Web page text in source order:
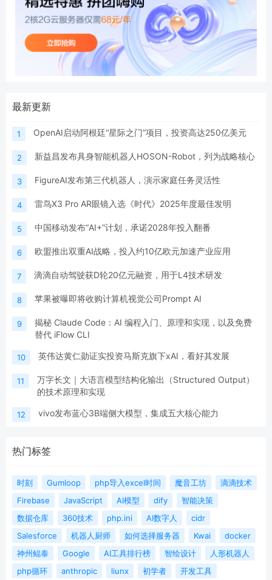
最新更新
1 OpenAI启动阿根廷“星际之门”项目，投资高达250亿美元
2 新益昌发布具身智能机器人HOSON-Robot，列为战略核心
3 FigureAI发布第三代机器人，演示家庭任务灵活性
4 雷鸟X3 Pro AR眼镜入选《时代》2025年度最佳发明
5 中国移动发布“AI+”计划，承诺2028年投入翻番
6 欧盟推出双重AI战略，投入约10亿欧元加速产业应用
7 滴滴自动驾驶获D轮20亿元融资，用于L4技术研发
8 苹果被曝即将收购计算机视觉公司Prompt AI
9
揭秘 Claude Code：AI 编程入门、原理和实现，以及免费
替代 iFlow CLI
10 英伟达黄仁勋证实投资马斯克旗下xAI，看好其发展
11
万字长文｜大语言模型结构化输出（Structured Output）
的技术原理和实现
12 vivo发布蓝心3B端侧大模型，集成五大核心能力
热门标签
时刻 Gumloop php导入excel时间 魔音工坊
滴滴技术
Firebase
JavaScript AI模型 dify
智能决策
数据仓库
360技术 php.ini AI数字人
cidr
Salesforce
机器人厨师 如何选择服务器 Kwai
docker
神州鲲泰
Google AI工具排行榜 智绘设计
人形机器人
php循环
anthropic liunx 初学者 开发工具